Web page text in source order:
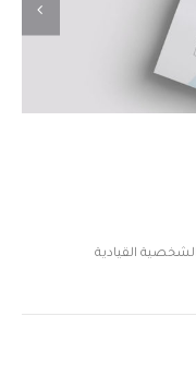
القيادية